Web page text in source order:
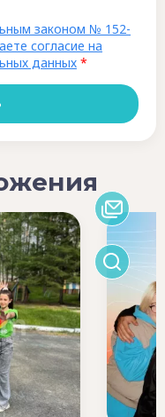
законом № 152-
согласие на
данных *